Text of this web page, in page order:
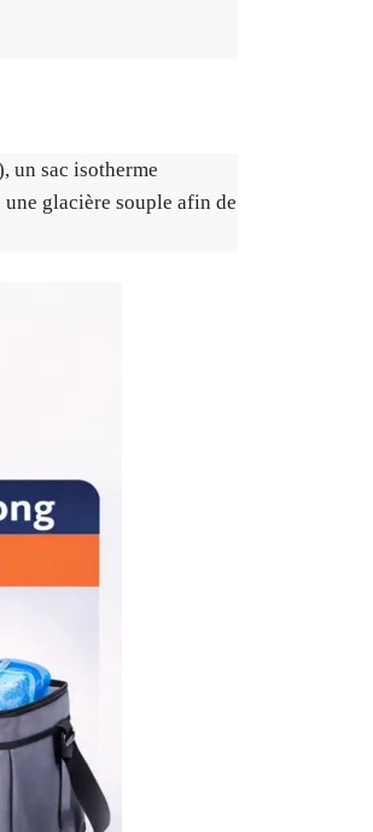
un sac isotherme
glacière souple afin de